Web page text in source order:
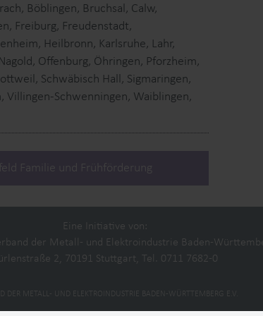
Böblingen, Bruchsal, Calw,
Freiburg, Freudenstadt,
Heilbronn, Karlsruhe, Lahr,
Offenburg, Öhringen, Pforzheim,
Schwäbisch Hall, Sigmaringen,
Villingen-Schwenningen, Waiblingen,
Familie und Frühförderung
Eine Initiative von:
der Metall- und Elektroindustrie Baden-
2, 70191 Stuttgart, Tel. 0711 7682-0
DER METALL- UND ELEKTROINDUSTRIE BADEN-WÜRTTEMBERG E.V.